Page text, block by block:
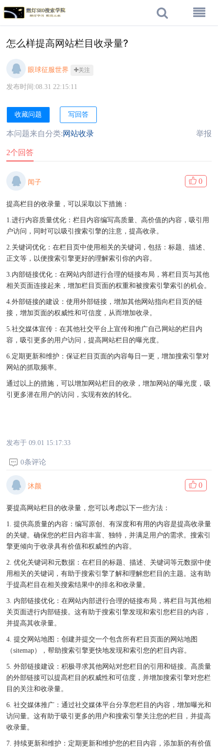
怎么样提高网站栏目收录量?
眼球征服世界 关注
发布时间:08.31 22:15:11
收藏问题 写回答
本问题来自分类:网站收录 举报
2个回答
闻子 0
提高栏目的收录量，可以采取以下措施：
1.进行内容质量优化：栏目内容编写高质量、高价值的内容，吸引用
户访问，同时可以吸引搜索引擎的注意，提高收录。
2.关键词优化：在栏目页中使用相关的关键词，包括：标题、描述、
正文等，以便搜索引擎更好的理解索引你的内容。
3.内部链接优化：在网站内部进行合理的链接布局，将栏目页与其他
相关页面连接起来，增加栏目页面的权重和被搜索引擎索引的机会。
4.外部链接的建设：使用外部链接，增加其他网站指向栏目页的链
接，增加页面的权威性和可信度，从而增加收录。
5.社交媒体宣传：在其他社交平台上宣传和推广自己网站的栏目内
容，吸引更多的用户访问，提高网站栏目的曝光度。
6.定期更新和维护：保证栏目页面的内容每日一更，增加搜索引擎对
网站的抓取频率。
通过以上的措施，可以增加网站栏目的收录，增加网站的曝光度，吸
引更多潜在用户的访问，实现有效的转化。
发布于 09.01 15:17:33
0条评论
沐颜 0
要提高网站栏目的收录量，您可以考虑以下一些方法：
1. 提供高质量的内容：编写原创、有深度和有用的内容是提高收录量
的关键。确保您的栏目内容丰富、独特，并满足用户的需求。搜索引
擎更倾向于收录具有价值和权威性的内容。
2. 优化关键词和元数据：在栏目的标题、描述、关键词等元数据中使
用相关的关键词，有助于搜索引擎了解和理解您栏目的主题。这有助
于提高栏目在相关搜索结果中的排名和收录量。
3. 内部链接优化：在网站内部进行合理的链接布局，将栏目与其他相
关页面进行内部链接。这有助于搜索引擎发现和索引您栏目的内容，
并提高其收录量。
4. 提交网站地图：创建并提交一个包含所有栏目页面的网站地图
（sitemap），帮助搜索引擎更快地发现和索引您的栏目内容。
5. 外部链接建设：积极寻求其他网站对您栏目的引用和链接。高质量
的外部链接可以提高栏目的权威性和可信度，并增加搜索引擎对您栏
目的关注和收录量。
6. 社交媒体推广：通过社交媒体平台分享您栏目的内容，增加曝光和
访问量。这有助于吸引更多的用户和搜索引擎关注您的栏目，并提高
收录量。
7. 持续更新和维护：定期更新和维护您的栏目内容，添加新的有价值